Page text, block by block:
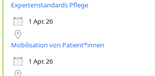
Expertenstandards Pflege
1 Apr. 26
Mobilisation von Patient*innen
1 Apr. 26